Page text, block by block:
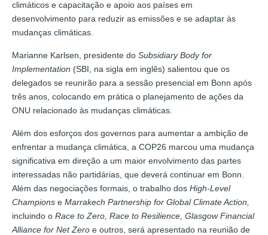
climáticos e capacitação e apoio aos países em
desenvolvimento para reduzir as emissões e se adaptar às
mudanças climáticas.
Marianne Karlsen, presidente do Subsidiary Body for
Implementation (SBI, na sigla em inglês) salientou que os
delegados se reunirão para a sessão presencial em Bonn após
três anos, colocando em prática o planejamento de ações da
ONU relacionado às mudanças climáticas.
Além dos esforços dos governos para aumentar a ambição de
enfrentar a mudança climática, a COP26 marcou uma mudança
significativa em direção a um maior envolvimento das partes
interessadas não partidárias, que deverá continuar em Bonn.
Além das negociações formais, o trabalho dos High-Level
Champions e Marrakech Partnership for Global Climate Action,
incluindo o Race to Zero, Race to Resilience, Glasgow Financial
Alliance for Net Zero e outros, será apresentado na reunião de